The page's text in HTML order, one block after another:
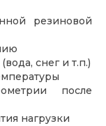
резиновой
снег и т.п.)
после
нагрузки